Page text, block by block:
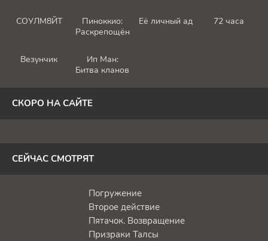
СОУЛМ8ЙТ
Пиноккио:
Раскрепощённый
Её личный ад 72 часа
Везунчик
Ип Ман:
Битва кланов
СКОРО НА САЙТЕ
СЕЙЧАС СМОТРЯТ
Погружение
Второе действие
Пятачок. Возвращение
Призраки Талсы